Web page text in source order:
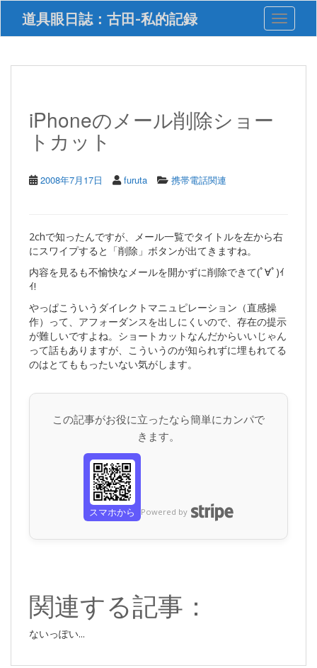
i
道具眼日誌：古田-私的記録 Toggle
iPhoneのメール削除ショー
トカット
2008年7月17日 furuta 携帯電話関連
2chで知ったんですが、メール一覧でタイトルを左から右
にスワイプすると「削除」ボタンが出てきますね。
内容を見るも不愉快なメールを開かずに削除できて(ﾟ∀ﾟ)ｲ
ｲ!
やっぱこういうダイレクトマニュピレーション（直感操
作）って、アフォーダンスを出しにくいので、存在の提示
が難しいですよね。ショートカットなんだからいいじゃん
って話もありますが、こういうのが知られずに埋もれてる
のはとてももったいない気がします。
この記事がお役に立ったなら簡単にカンパで
きます。
スマホから Powered by
関連する記事：
ないっぽい...